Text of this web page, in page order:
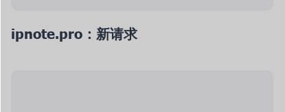
ipnote.pro：新请求